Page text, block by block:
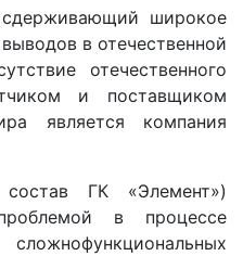
сдерживающий широкое
в отечественной
отечественного
и поставщиком
является компания
ГК «Элемент»)
в процессе